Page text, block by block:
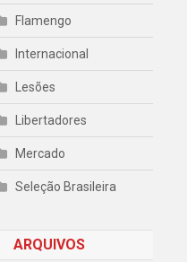
Flamengo
Internacional
Lesões
Libertadores
Mercado
Seleção Brasileira
ARQUIVOS